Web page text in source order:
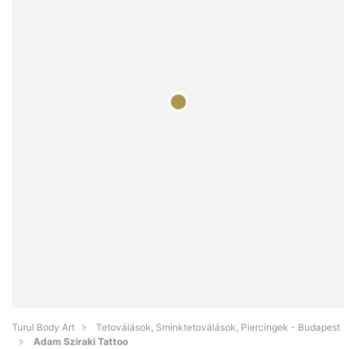
Turul Body Art
Tetoválások, Sminktetoválások, Piercingek - Budapest
Adam Sziraki Tattoo